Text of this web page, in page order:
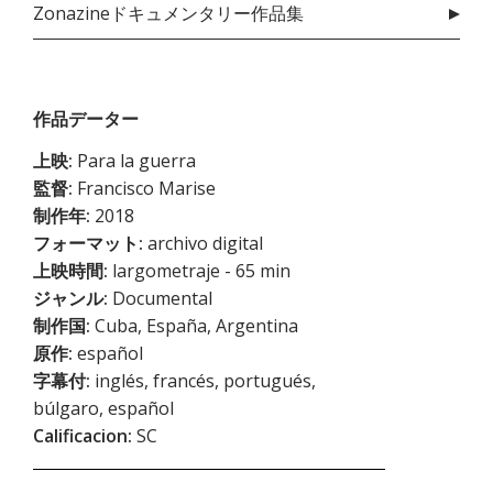
Zonazineドキュメンタリー作品集
作品データー
上映: Para la guerra
監督: Francisco Marise
制作年: 2018
フォーマット: archivo digital
上映時間: largometraje - 65 min
ジャンル: Documental
制作国: Cuba, España, Argentina
原作: español
字幕付: inglés, francés, portugués,
búlgaro, español
Calificacion: SC